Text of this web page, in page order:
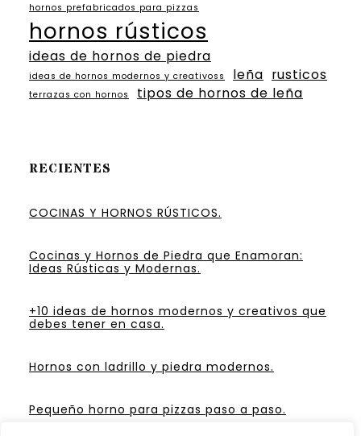
hornos prefabricados para pizzas
hornos rústicos
ideas de hornos de piedra
ideas de hornos modernos y creativoss leña rusticos
terrazas con hornos tipos de hornos de leña
RECIENTES
COCINAS Y HORNOS RÚSTICOS.
Cocinas y Hornos de Piedra que Enamoran:
Ideas Rústicas y Modernas.
+10 ideas de hornos modernos y creativos que
debes tener en casa.
Hornos con ladrillo y piedra modernos.
Pequeño horno para pizzas paso a paso.